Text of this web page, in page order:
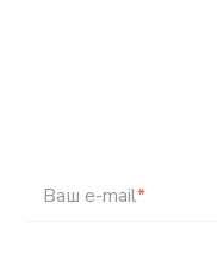
Ваш e-mail*